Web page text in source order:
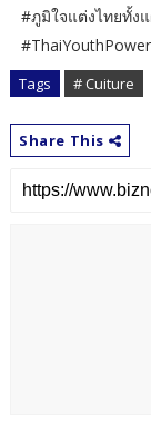
#ภูมิใจแต่งไทยทั้ง
Tags # Cuiture
Share This